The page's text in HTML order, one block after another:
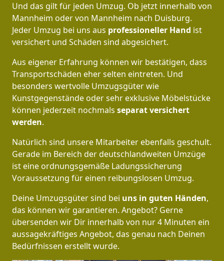
Und das gilt für jeden Umzug. Ob jetzt innerhalb von
Mannheim oder von Mannheim nach Duisburg.
Jeder Umzug bei uns aus professioneller Hand ist
versichert und Schäden sind abgesichert.
Aus eigener Erfahrung können wir bestätigen, dass
Transportschäden eher selten eintreten. Und
besonders wertvolle Umzugsgüter wie
Kunstgegenstände oder sehr exklusive Möbelstücke
können jederzeit nochmals separat versichert
werden.
Natürlich sind unsere Mitarbeiter ebenfalls geschult.
Gerade im Bereich der deutschlandweiten Umzüge
ist eine ordnungsgemäße Ladungssicherung
Voraussetzung für einen reibungslosen Umzug.
Deine Umzugsgüter sind bei uns in guten Händen,
das können wir garantieren. Angebot? Gerne
übersenden wir Dir innerhalb von nur 4 Minuten ein
aussagekräftiges Angebot, das genau nach Deinen
Bedürfnissen erstellt wurde.